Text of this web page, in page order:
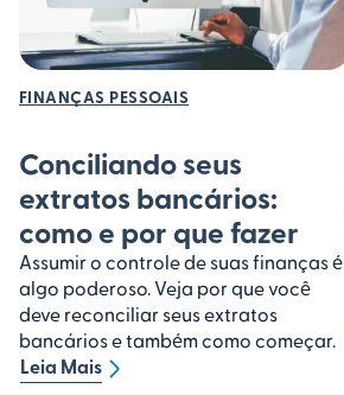
FINANÇAS PESSOAIS
Conciliando seus
extratos bancários:
como e por que fazer
Assumir o controle de suas finanças é
algo poderoso. Veja por que você
deve reconciliar seus extratos
bancários e também como começar.
Leia Mais